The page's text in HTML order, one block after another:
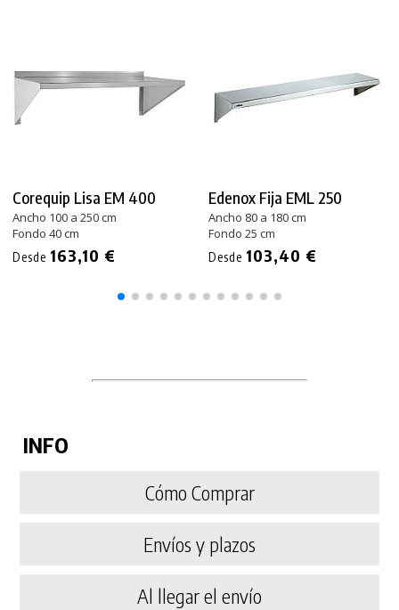
Corequip Lisa EM 400
Ancho 100 a 250 cm
Fondo 40 cm
Desde 163,10 €
Edenox Fija EML 250
Ancho 80 a 180 cm
Fondo 25 cm
Desde 103,40 €
INFO
Cómo Comprar
Envíos y plazos
Al llegar el envío